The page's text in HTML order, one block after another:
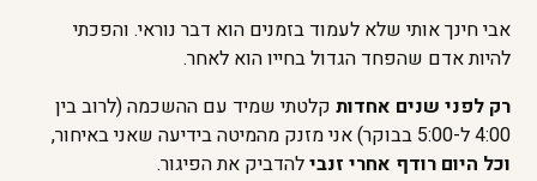
אבי חינך אותי שלא לעמוד בזמנים הוא דבר נוראי. והפכתי
להיות אדם שהפחד הגדול בחייו הוא לאחר.
רק לפני שנים אחדות קלטתי שמיד עם ההשכמה (לרוב בין
4:00 ל-5:00 בבוקר) אני מזנק מהמיטה בידיעה שאני באיחור,
וכל היום רודף אחרי זנבילהדביק את הפיגור.